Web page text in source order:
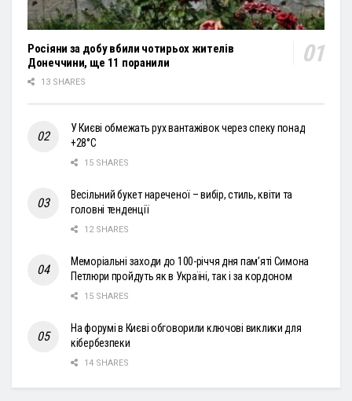
Росіяни за добу вбили чотирьох жителів
Донеччини, ще 11 поранили
13 SHARES
У Києві обмежать рух вантажівок через спеку понад
+28°С
15 SHARES
Весільний букет нареченої – вибір, стиль, квіти та
головні тенденції
12 SHARES
Меморіальні заходи до 100-річчя дня пам’яті Симона
Петлюри пройдуть як в Україні, так і за кордоном
15 SHARES
На форумі в Києві обговорили ключові виклики для
кібербезпеки
14 SHARES